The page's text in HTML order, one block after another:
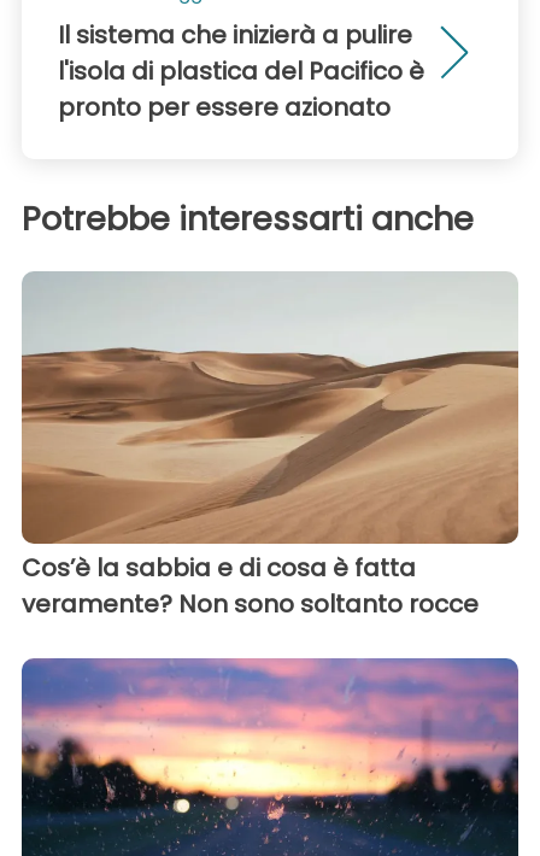
Il sistema che inizierà a pulire
l'isola di plastica del Pacifico è
pronto per essere azionato
Potrebbe interessarti anche
Cos’è la sabbia e di cosa è fatta
veramente? Non sono soltanto rocce